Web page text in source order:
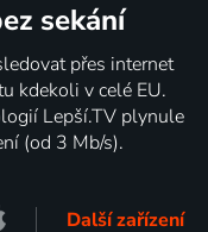
sekání
přes internet
kdekoli v celé EU.
Lepší.TV plynule
(od 3 Mb/s).
Další zařízení